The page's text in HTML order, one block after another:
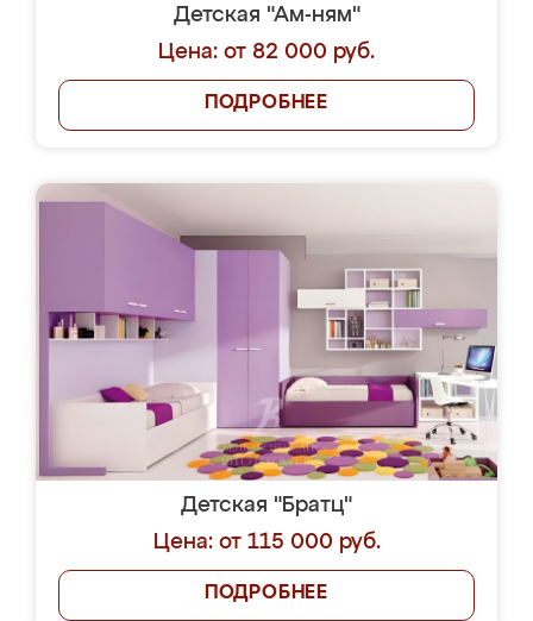
Детская "Ам-ням"
Цена: от 82 000 руб.
ПОДРОБНЕЕ
Детская "Братц"
Цена: от 115 000 руб.
ПОДРОБНЕЕ